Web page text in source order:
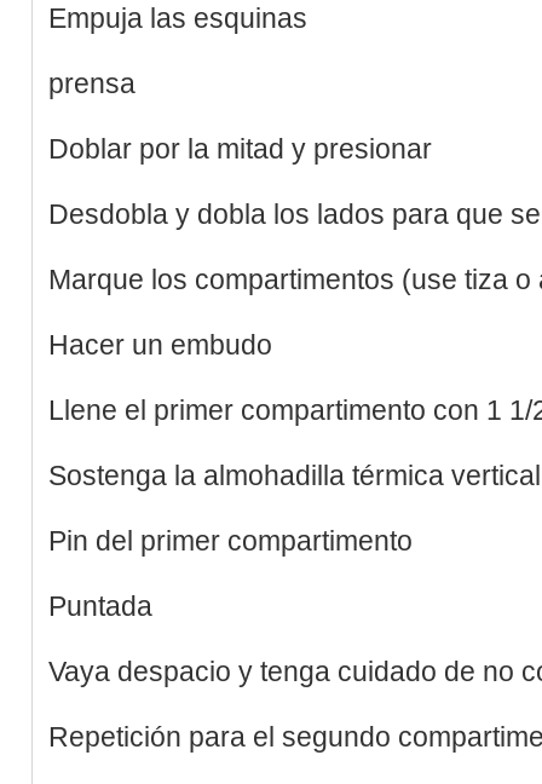
Empuja las esquinas
prensa
Doblar por la mitad y presionar
Desdobla y dobla los lados para que
Marque los compartimentos (use tiza o
Hacer un embudo
Llene el primer compartimento con 1
Sostenga la almohadilla térmica
Pin del primer compartimento
Puntada
Vaya despacio y tenga cuidado de no
Repetición para el segundo